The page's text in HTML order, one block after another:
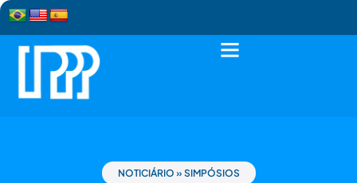
NOTICIÁRIO » SIMPÓSIOS